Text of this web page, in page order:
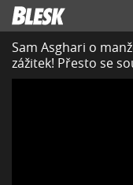
Sam Asghari o
zážitek! Přesto se